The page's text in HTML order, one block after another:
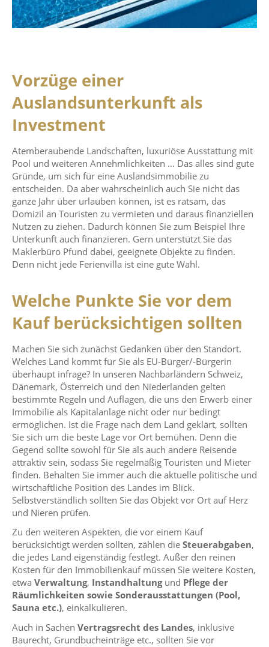
Vorzüge einer
Auslandsunterkunft als
Investment
Atemberaubende Landschaften, luxuriöse Ausstattung mit
Pool und weiteren Annehmlichkeiten … Das alles sind gute
Gründe, um sich für eine Auslandsimmobilie zu
entscheiden. Da aber wahrscheinlich auch Sie nicht das
ganze Jahr über urlauben können, ist es ratsam, das
Domizil an Touristen zu vermieten und daraus finanziellen
Nutzen zu ziehen. Dadurch können Sie zum Beispiel Ihre
Unterkunft auch finanzieren. Gern unterstützt Sie das
Maklerbüro Pfund dabei, geeignete Objekte zu finden.
Denn nicht jede Ferienvilla ist eine gute Wahl.
Welche Punkte Sie vor dem
Kauf berücksichtigen sollten
Machen Sie sich zunächst Gedanken über den Standort.
Welches Land kommt für Sie als EU-Bürger/-Bürgerin
überhaupt infrage? In unseren Nachbarländern Schweiz,
Dänemark, Österreich und den Niederlanden gelten
bestimmte Regeln und Auflagen, die uns den Erwerb einer
Immobilie als Kapitalanlage nicht oder nur bedingt
ermöglichen. Ist die Frage nach dem Land geklärt, sollten
Sie sich um die beste Lage vor Ort bemühen. Denn die
Gegend sollte sowohl für Sie als auch andere Reisende
attraktiv sein, sodass Sie regelmäßig Touristen und Mieter
finden. Behalten Sie immer auch die aktuelle politische und
wirtschaftliche Position des Landes im Blick.
Selbstverständlich sollten Sie das Objekt vor Ort auf Herz
und Nieren prüfen.
Zu den weiteren Aspekten, die vor einem Kauf
berücksichtigt werden sollten, zählen die Steuerabgaben,
die jedes Land eigenständig festlegt. Außer den reinen
Kosten für den Immobilienkauf müssen Sie weitere Kosten,
etwa Verwaltung, Instandhaltungund Pflege der
Räumlichkeiten sowie Sonderausstattungen (Pool,
Sauna etc.), einkalkulieren.
Auch in Sachen Vertragsrecht des Landes, inklusive
Baurecht, Grundbucheinträge etc., sollten Sie vor